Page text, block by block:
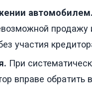
продажу
участия
При
вправе обратить